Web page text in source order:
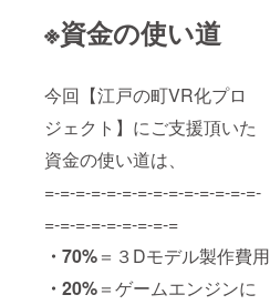
※資金の使い道
今回【江戸の町VR化プロ
ジェクト】にご支援頂いた
資金の使い道は、
=-=-=-=-=-=-=-=-=-=-=-=-=-=-
=-=-=-=-=-=-=-=-=
・70%＝３Dモデル製作費用
・20%＝ゲームエンジンに